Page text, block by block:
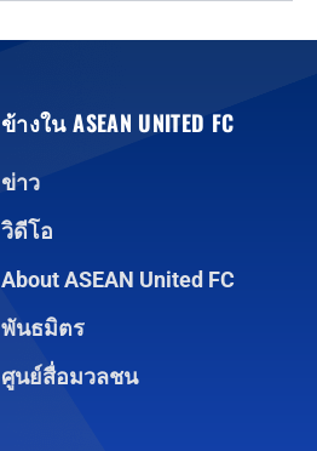
ข้างใน ASEAN UNITED FC
ข่าว
วิดีโอ
About ASEAN United FC
พันธมิตร
ศูนย์สื่อมวลชน